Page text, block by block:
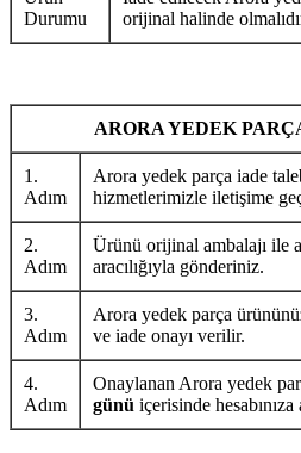
Durumu
orijinal halinde
ARORA YEDEK
1.
Adım
Arora yedek parça iade
hizmetlerimizle iletişime
2.
Adım
Ürünü orijinal ambalajı ile
aracılığıyla gönderiniz.
3.
Adım
Arora yedek parça
ve iade onayı verilir.
4.
Adım
Onaylanan Arora yedek
günü içerisinde hesabınıza